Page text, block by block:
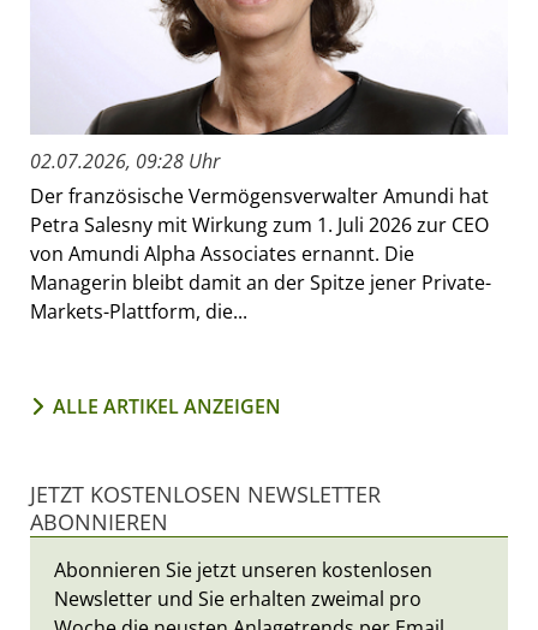
02.07.2026, 09:28 Uhr
Der französische Vermögensverwalter Amundi hat
Petra Salesny mit Wirkung zum 1. Juli 2026 zur CEO
von Amundi Alpha Associates ernannt. Die
Managerin bleibt damit an der Spitze jener Private-
Markets-Plattform, die...
ALLE ARTIKEL ANZEIGEN
JETZT KOSTENLOSEN NEWSLETTER
ABONNIEREN
Abonnieren Sie jetzt unseren kostenlosen
Newsletter und Sie erhalten zweimal pro